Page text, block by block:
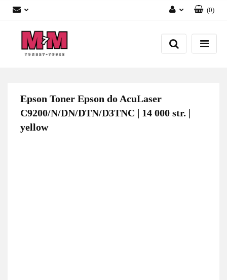
Zaloguj się
Załóż konto
(0)
Epson Toner Epson do AcuLaser
C9200/N/DN/DTN/D3TNC | 14 000 str. |
yellow